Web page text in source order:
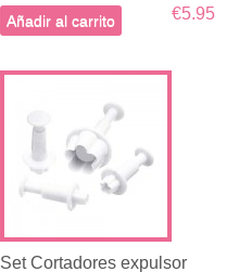
€5.95
Añadir al carrito
Set Cortadores expulsor